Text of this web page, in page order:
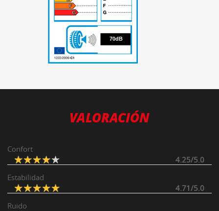
70
70dB
VALORACIÓN
Confort
4.25/5.0
Estabilidad
4.71/5.0
Ruido